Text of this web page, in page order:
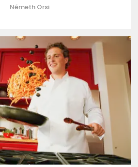
Németh Orsi